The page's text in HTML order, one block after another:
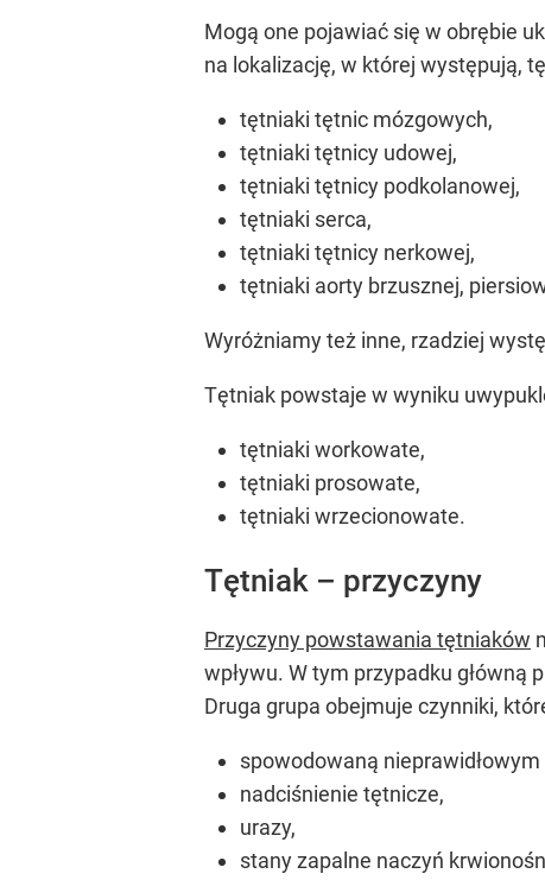
Mogą one pojawiać się w obrębie
na lokalizację, w której występują,
tętniaki tętnic mózgowych,
tętniaki tętnicy udowej,
tętniaki tętnicy podkolanowej,
tętniaki serca,
tętniaki tętnicy nerkowej,
tętniaki aorty brzusznej,
Wyróżniamy też inne, rzadziej
Tętniak powstaje w wyniku
tętniaki workowate,
tętniaki prosowate,
tętniaki wrzecionowate.
Tętniak – przyczyny
Przyczyny powstawania tętniaków
wpływu. W tym przypadku główną
Druga grupa obejmuje czynniki,
spowodowaną
nadciśnienie tętnicze,
urazy,
stany zapalne naczyń